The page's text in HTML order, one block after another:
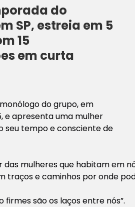
do
SP, estreia em 5
15
em curta
do grupo, em
e apresenta uma mulher
seu tempo e consciente de
das mulheres que habitam em
traços e caminhos por onde
firmes são os laços entre nós”.